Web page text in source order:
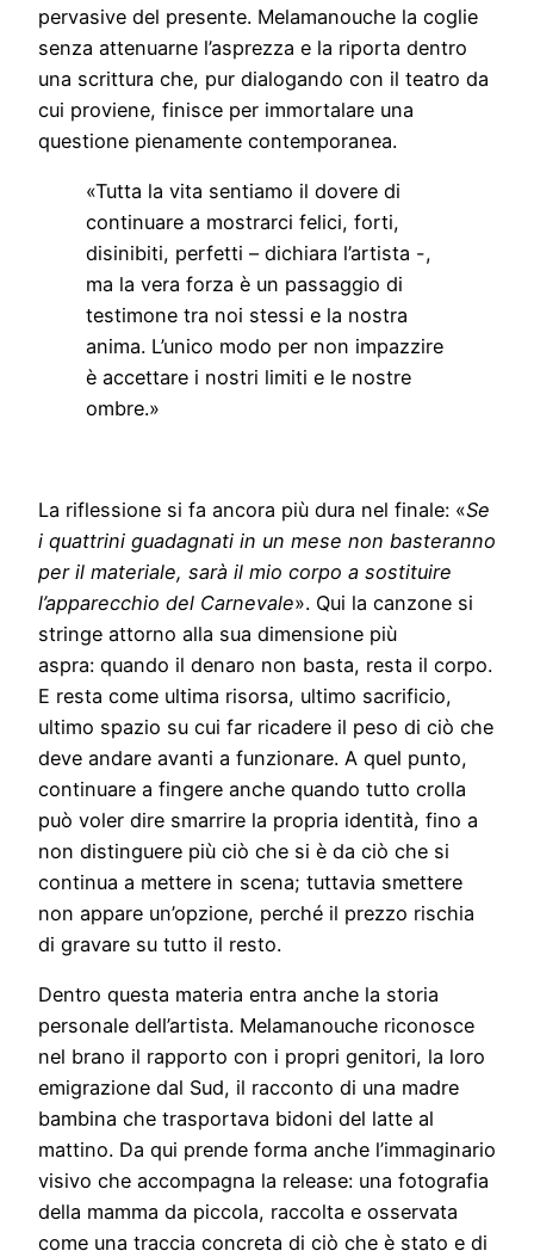
pervasive del presente. Melamanouche la coglie
senza attenuarne l’asprezza e la riporta dentro
una scrittura che, pur dialogando con il teatro da
cui proviene, finisce per immortalare una
questione pienamente contemporanea.
«Tutta la vita sentiamo il dovere di
continuare a mostrarci felici, forti,
disinibiti, perfetti – dichiara l’artista -,
ma la vera forza è un passaggio di
testimone tra noi stessi e la nostra
anima. L’unico modo per non impazzire
è accettare i nostri limiti e le nostre
ombre.»
La riflessione si fa ancora più dura nel finale: «Se
i quattrini guadagnati in un mese non basteranno
per il materiale, sarà il mio corpo a sostituire
l’apparecchio del Carnevale». Qui la canzone si
stringe attorno alla sua dimensione più
aspra: quando il denaro non basta, resta il corpo.
E resta come ultima risorsa, ultimo sacrificio,
ultimo spazio su cui far ricadere il peso di ciò che
deve andare avanti a funzionare. A quel punto,
continuare a fingere anche quando tutto crolla
può voler dire smarrire la propria identità, fino a
non distinguere più ciò che si è da ciò che si
continua a mettere in scena; tuttavia smettere
non appare un’opzione, perché il prezzo rischia
di gravare su tutto il resto.
Dentro questa materia entra anche la storia
personale dell’artista. Melamanouche riconosce
nel brano il rapporto con i propri genitori, la loro
emigrazione dal Sud, il racconto di una madre
bambina che trasportava bidoni del latte al
mattino. Da qui prende forma anche l’immaginario
visivo che accompagna la release: una fotografia
della mamma da piccola, raccolta e osservata
come una traccia concreta di ciò che è stato e di